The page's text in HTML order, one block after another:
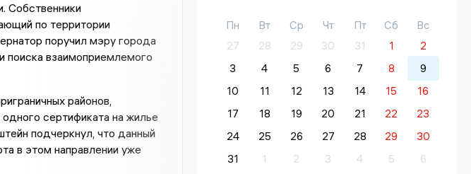
Собственники
по территории
поручил мэру города
поиска взаимоприемлемого
районов,
сертификата на жилье
подчеркнул, что данный
в этом направлении уже
Пн Вт Ср Чт Пт Сб
Вс
27
28 29 30 31 1
2
3
4 5 6 7 8
9
10
11 12 13 14 15
16
17
18 19 20 21 22
23
24
25 26 27 28 29
30
31
1 2 3 4 5 6